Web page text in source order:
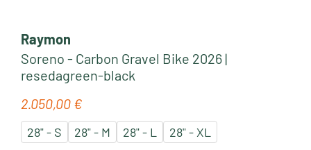
Raymon
Soreno - Carbon Gravel Bike 2026 |
resedagreen-black
Regulärer Preis:
2.050,00 €
28" - S 28" - M 28" - L 28" - XL